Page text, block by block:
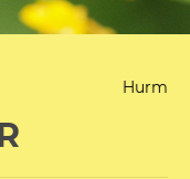
asalarichilar va